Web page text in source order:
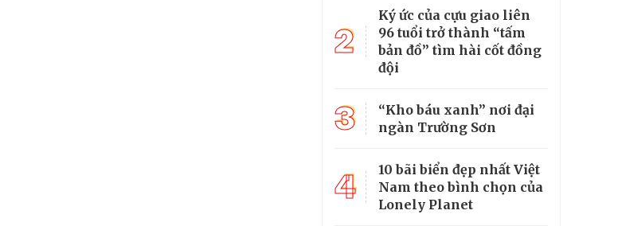
2
Ký ức của cựu giao liên
96 tuổi trở thành “tấm
bản đồ” tìm hài cốt đồng
đội
3
“Kho báu xanh” nơi đại
ngàn Trường Sơn
4
10 bãi biển đẹp nhất Việt
Nam theo bình chọn của
Lonely Planet